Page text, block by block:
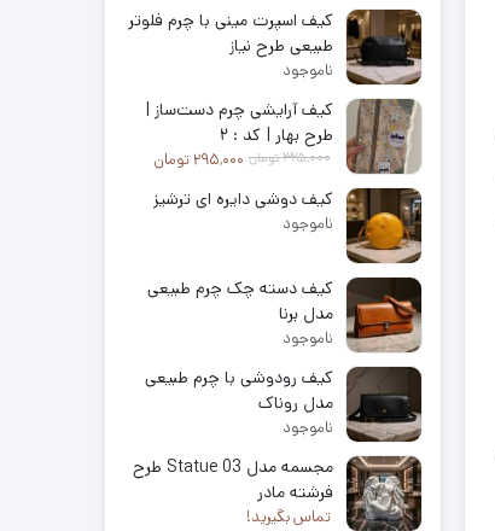
کیف اسپرت مینی با چرم فلوتر
طبیعی طرح نیاز
ناموجود
کیف آرایشی چرم دست‌ساز |
طرح بهار | کد : ۲
325,000تومان
قیمت اصلی: 325,000 تومان بود.295,000 تومان قیمت فعلی: 295,000 تومان.
کیف دوشی دایره ای ترشیز
ناموجود
کیف دسته چک چرم طبیعی
مدل برنا
ناموجود
کیف رودوشی با چرم طبیعی
مدل روناک
ناموجود
مجسمه مدل 03 Statue طرح
فرشته مادر
تماس بگیرید!